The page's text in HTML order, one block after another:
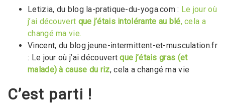
Letizia, du blog la-pratique-du-yoga.com : Le jour où
j’ai découvert que j’étais intolérante au blé, cela a
changé ma vie.
Vincent, du blog jeune-intermittent-et-musculation.fr
: Le jour où j’ai découvertque j’étais gras (et
malade) à cause du riz, cela a changé ma vie
C’est parti !